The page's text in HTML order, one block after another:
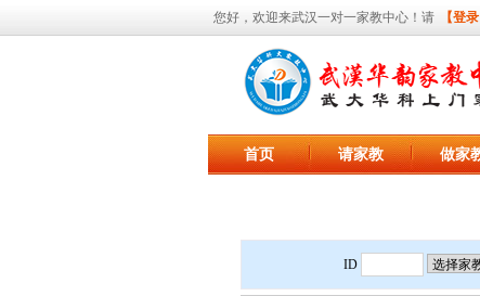
您好，欢迎来武汉一对一家教中心！请 【登录
首页 请家教 做家
ID